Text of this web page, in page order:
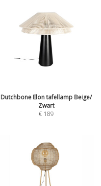
Dutchbone Elon tafellamp Beige/
Zwart
€ 189